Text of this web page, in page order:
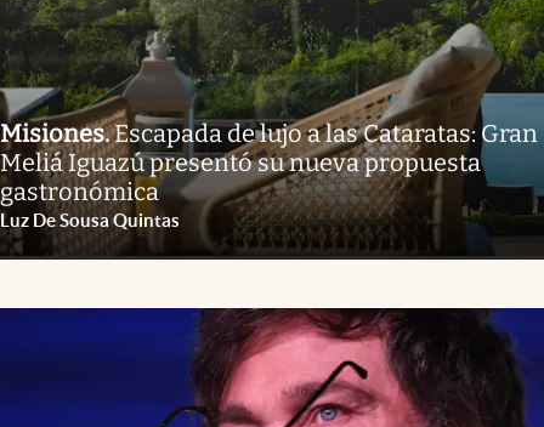
Misiones.Escapada de lujo a las Cataratas: Gran
Meliá Iguazú presentó su nueva propuesta
gastronómica
Luz De Sousa Quintas